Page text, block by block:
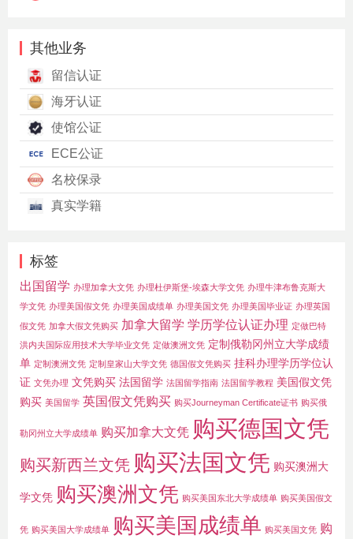
其他业务
留信认证
海牙认证
使馆公证
ECE公证
名校保录
真实学籍
标签
出国留学 办理加拿大文凭 办理杜伊斯堡-埃森大学文凭 办理牛津布鲁克斯大
学文凭 办理美国假文凭 办理美国成绩单 办理美国文凭 办理美国毕业证 办理英国
假文凭 加拿大假文凭购买 加拿大留学 学历学位认证办理 定做巴特
洪内夫国际应用技术大学毕业文凭 定做澳洲文凭 定制俄勒冈州立大学成绩
单 定制澳洲文凭 定制皇家山大学文凭 德国假文凭购买 挂科办理学历学位认
证 文凭办理 文凭购买 法国留学 法国留学指南 法国留学教程 美国假文凭
购买 美国留学 英国假文凭购买 购买Journeyman Certificate证书 购买俄
勒冈州立大学成绩单 购买加拿大文凭 购买德国文凭
购买新西兰文凭 购买法国文凭 购买澳洲大
学文凭 购买澳洲文凭 购买美国东北大学成绩单 购买美国假文
凭 购买美国大学成绩单 购买美国成绩单 购买美国文凭 购